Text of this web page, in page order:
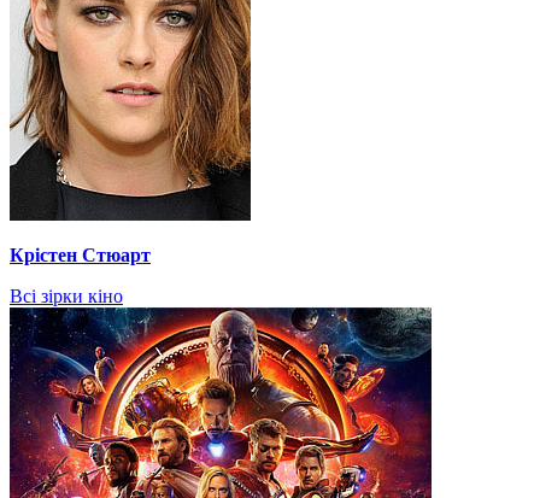
Крістен Стюарт
Всі зірки кіно